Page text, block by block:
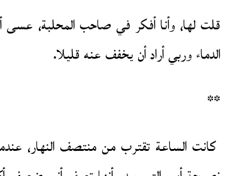
قلت لها، وأنا أفكر في صاحب المحلبة،
الدماء وربي أراد أن يخفف عنه قليلا.
**
كانت الساعة تقترب من منتصف النهار،